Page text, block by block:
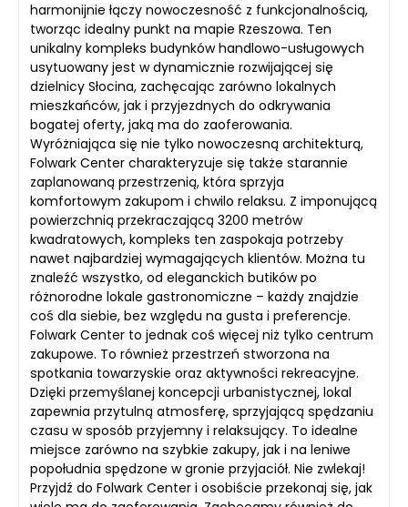
harmonijnie łączy nowoczesność z funkcjonalnością,
tworząc idealny punkt na mapie Rzeszowa. Ten
unikalny kompleks budynków handlowo-usługowych
usytuowany jest w dynamicznie rozwijającej się
dzielnicy Słocina, zachęcając zarówno lokalnych
mieszkańców, jak i przyjezdnych do odkrywania
bogatej oferty, jaką ma do zaoferowania.
Wyróżniająca się nie tylko nowoczesną architekturą,
Folwark Center charakteryzuje się także starannie
zaplanowaną przestrzenią, która sprzyja
komfortowym zakupom i chwilo relaksu. Z imponującą
powierzchnią przekraczającą 3200 metrów
kwadratowych, kompleks ten zaspokaja potrzeby
nawet najbardziej wymagających klientów. Można tu
znaleźć wszystko, od eleganckich butików po
różnorodne lokale gastronomiczne – każdy znajdzie
coś dla siebie, bez względu na gusta i preferencje.
Folwark Center to jednak coś więcej niż tylko centrum
zakupowe. To również przestrzeń stworzona na
spotkania towarzyskie oraz aktywności rekreacyjne.
Dzięki przemyślanej koncepcji urbanistycznej, lokal
zapewnia przytulną atmosferę, sprzyjającą spędzaniu
czasu w sposób przyjemny i relaksujący. To idealne
miejsce zarówno na szybkie zakupy, jak i na leniwe
popołudnia spędzone w gronie przyjaciół. Nie zwlekaj!
Przyjdź do Folwark Center i osobiście przekonaj się, jak